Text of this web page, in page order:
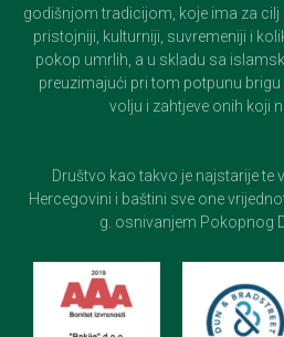
godišnjom tradicijom, koje ima za
pristojniji, kulturniji, suvremeniji i
pokop umrlih, a u skladu sa
preuzimajući pri tom potpunu
volju i zahtjeve onih koji
Društvo kao takvo je najstarije te
Hercegovini i baštini sve one
g. osnivanjem Pokopnog